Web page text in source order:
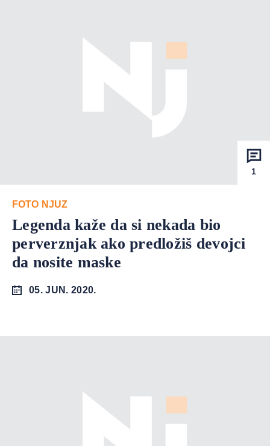
1
FOTO NJUZ
Legenda kaže da si nekada bio
perverznjak ako predložiš devojci
da nosite maske
05. JUN. 2020.